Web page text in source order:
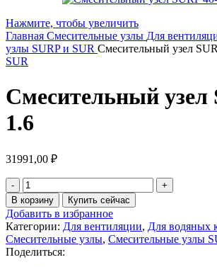
Нажмите, чтобы увеличить
Главная Смесительные узлы Для
узлы SURP и SUR Смесительный узел
SUR
Смесительный узел
1.6
31991,00 ₽
Количество
товара
Смесительный
узел
SURP
40-
1.6
В корзину Купить сейчас
Добавить в избранное
Категории: Для вентиляции, Для водяных
Смесительные узлы, Смесительные узлы
Поделиться: